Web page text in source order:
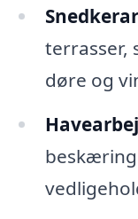
terrasser,
døre og